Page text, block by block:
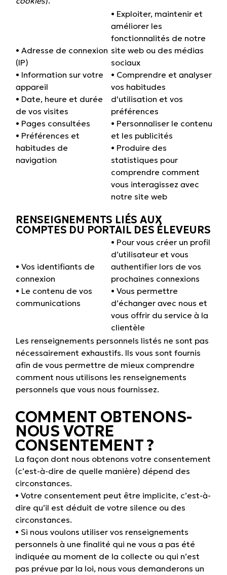
• Adresse de connexion
(IP)
• Information sur votre
appareil
• Date, heure et durée
de vos visites
• Pages consultées
• Préférences et
habitudes de
navigation
• Exploiter, maintenir et
améliorer les
fonctionnalités de notre
site web ou des médias
sociaux
• Comprendre et analyser
vos habitudes
d'utilisation et vos
préférences
• Personnaliser le contenu
et les publicités
• Produire des
statistiques pour
comprendre comment
vous interagissez avec
notre site web
RENSEIGNEMENTS LIÉS AUX
COMPTES DU PORTAIL DES ÉLEVEURS
• Vos identifiants de
connexion
• Le contenu de vos
communications
• Pour vous créer un profil
d’utilisateur et vous
authentifier lors de vos
prochaines connexions
• Vous permettre
d’échanger avec nous et
vous offrir du service à la
clientèle
Les renseignements personnels listés ne sont pas
nécessairement exhaustifs. Ils vous sont fournis
afin de vous permettre de mieux comprendre
comment nous utilisons les renseignements
personnels que vous nous fournissez.
COMMENT OBTENONS-
NOUS VOTRE
CONSENTEMENT ?
La façon dont nous obtenons votre consentement
(c’est-à-dire de quelle manière) dépend des
circonstances.
• Votre consentement peut être implicite, c’est-à-
dire qu’il est déduit de votre silence ou des
circonstances.
• Si nous voulons utiliser vos renseignements
personnels à une finalité qui ne vous a pas été
indiquée au moment de la collecte ou qui n’est
pas prévue par la loi, nous vous demanderons un